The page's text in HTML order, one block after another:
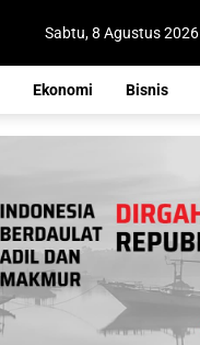
Sabtu, 8 Agustus 2026
Ekonomi Bisnis